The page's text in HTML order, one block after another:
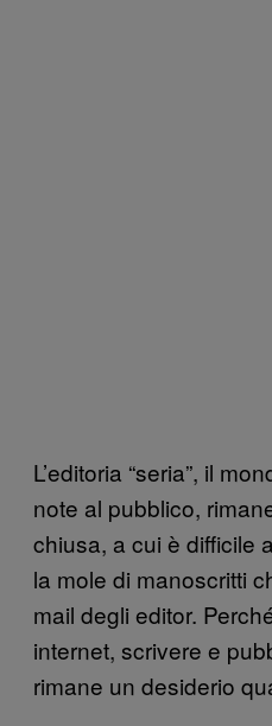
L’editoria “seria”, il
note al pubblico,
chiusa, a cui è difficile
la mole di manoscritti
mail degli editor.
internet, scrivere e
rimane un desiderio